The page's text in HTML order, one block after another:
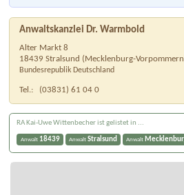
Anwaltskanzlei Dr. Warmbold
Alter Markt 8
18439 Stralsund (Mecklenburg-Vorpommern
Bundesrepublik Deutschland
Tel.: (03831) 61 04 0
RA Kai-Uwe Wittenbecher ist gelistet in ...
Anwalt 18439 Anwalt Stralsund Anwalt